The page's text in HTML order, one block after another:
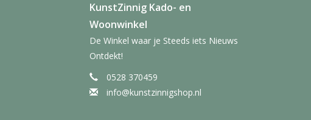
KunstZinnig Kado- en
Woonwinkel
De Winkel waar je Steeds iets Nieuws
Ontdekt!
0528 370459
info@kunstzinnigshop.nl